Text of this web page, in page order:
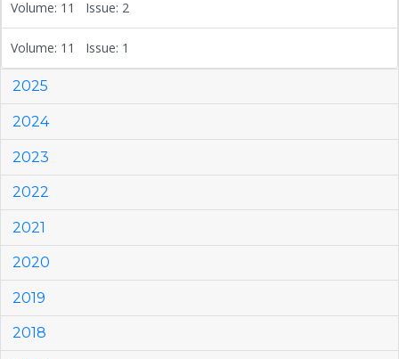
Volume: 11 Issue: 2
Volume: 11 Issue: 1
2025
2024
2023
2022
2021
2020
2019
2018